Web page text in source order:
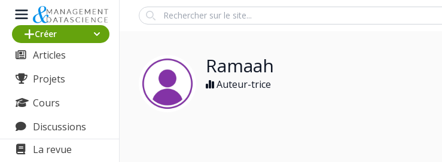
Créer
Articles
Projets
Cours
Discussions
La revue
Search
Ramaah
Auteur-trice